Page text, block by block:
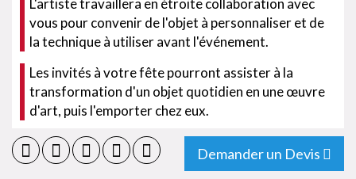
L'artiste travaillera en étroite collaboration avec
vous pour convenir de l'objet à personnaliser et de
la technique à utiliser avant l'événement.
Les invités à votre fête pourront assister à la
transformation d'un objet quotidien en une œuvre
d'art, puis l'emporter chez eux.
Demander un Devis